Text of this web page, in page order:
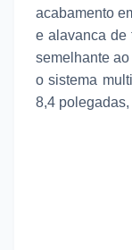
acabamento
e alavanca de
semelhante
o sistema
8,4